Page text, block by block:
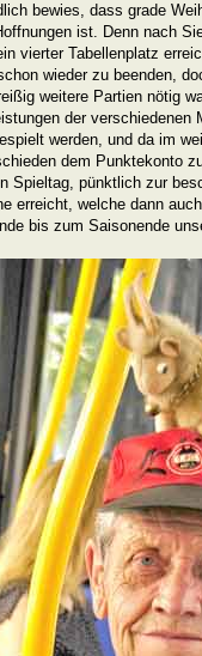
bewies, dass grade
ist. Denn nach
vierter Tabellenplatz
wieder zu beenden,
weitere Partien nötig
der verschiedenen
werden, und da im
dem Punktekonto
Spieltag, pünktlich zur
erreicht, welche dann
bis zum Saisonende